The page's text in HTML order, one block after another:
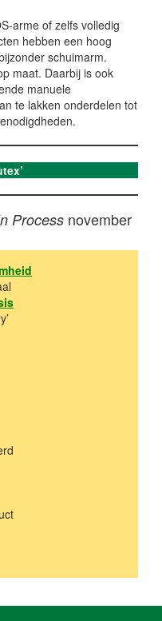
arme of zelfs volledig
hebben een hoog
schuimarm.
maat. Daarbij is ook
manuele
te lakken onderdelen tot
Process november